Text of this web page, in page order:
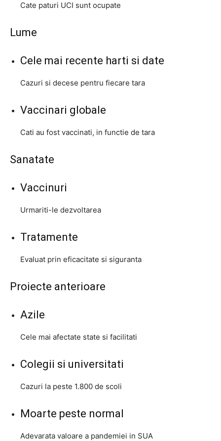
Cate paturi UCI sunt ocupate
Lume
Cele mai recente harti si date
Cazuri si decese pentru fiecare tara
Vaccinari globale
Cati au fost vaccinati, in functie de tara
Sanatate
Vaccinuri
Urmariti-le dezvoltarea
Tratamente
Evaluat prin eficacitate si siguranta
Proiecte anterioare
Azile
Cele mai afectate state si facilitati
Colegii si universitati
Cazuri la peste 1.800 de scoli
Moarte peste normal
Adevarata valoare a pandemiei in SUA